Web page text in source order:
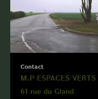
Contact
M.P ESPACES VERTS
61 rue du Gland